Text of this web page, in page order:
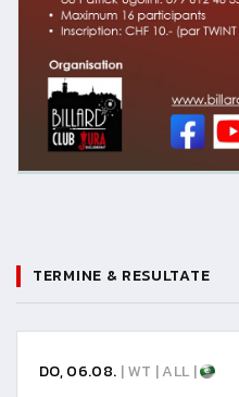
TERMINE & RESULTATE
DO, 06.08. | WT | ALL |